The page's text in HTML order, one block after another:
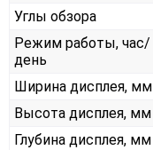
Углы обзора
Режим работы, час/
день
Ширина дисплея, мм
Высота дисплея, мм
Глубина дисплея, мм